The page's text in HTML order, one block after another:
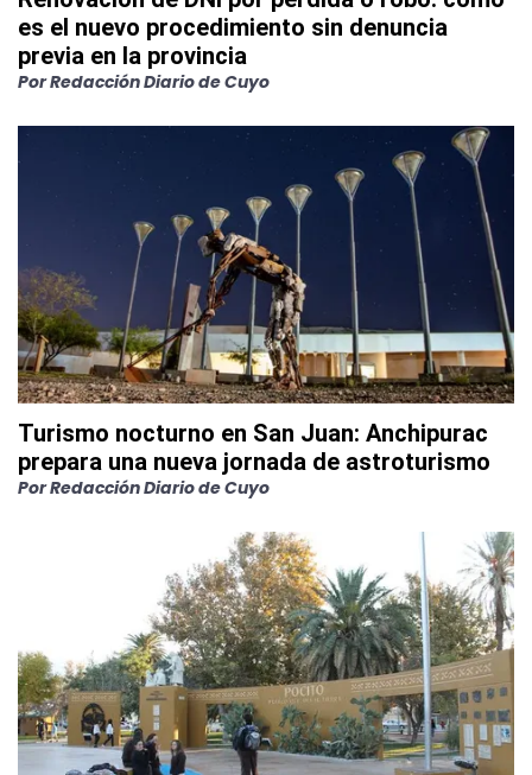
es el nuevo procedimiento sin denuncia
previa en la provincia
PorRedacción Diario de Cuyo
Turismo nocturno en San Juan: Anchipurac
prepara una nueva jornada de astroturismo
PorRedacción Diario de Cuyo